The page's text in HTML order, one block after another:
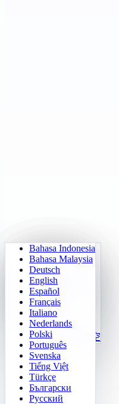
背单词
成语接龙
口算天天练
乘法表训练
24点速算
函数可视化
数字规律填空
数独
数字华容道
2048
俄罗斯方块
扫雷
五子棋
灯泡开关
迷宫闯关
推箱子
记忆矩阵
目标追踪
快速辨别
Bahasa Indonesia
Bahasa Malaysia
Deutsch
English
Español
Français
Italiano
Nederlands
Polski
Português
Svenska
Tiếng Việt
Türkçe
Български
Русский